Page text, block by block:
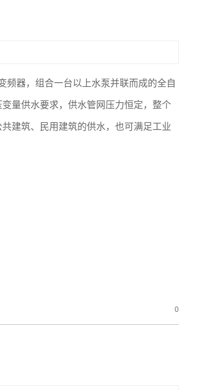
频器，组合一台以上水泵并联而成的全自
量供水要求，供水管网压力恒定，整个
建筑、民用建筑的供水，也可满足工业
0